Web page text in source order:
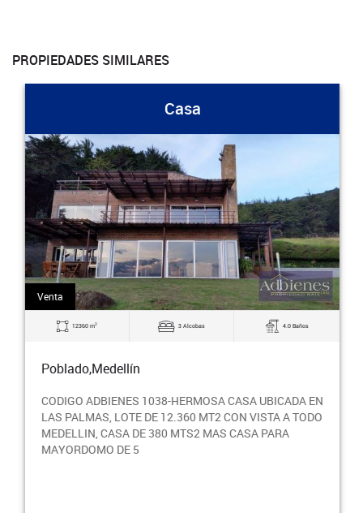
PROPIEDADES SIMILARES
Casa
Venta
12360 m2 3 Alcobas 4.0 Baños
Poblado,Medellín
CODIGO ADBIENES 1038-HERMOSA CASA UBICADA EN
LAS PALMAS, LOTE DE 12.360 MT2 CON VISTA A TODO
MEDELLIN, CASA DE 380 MTS2 MAS CASA PARA
MAYORDOMO DE 5